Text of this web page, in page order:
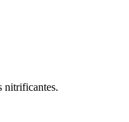
nitrificantes.